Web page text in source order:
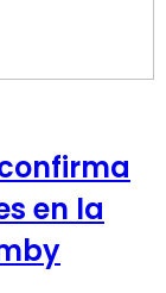
en la